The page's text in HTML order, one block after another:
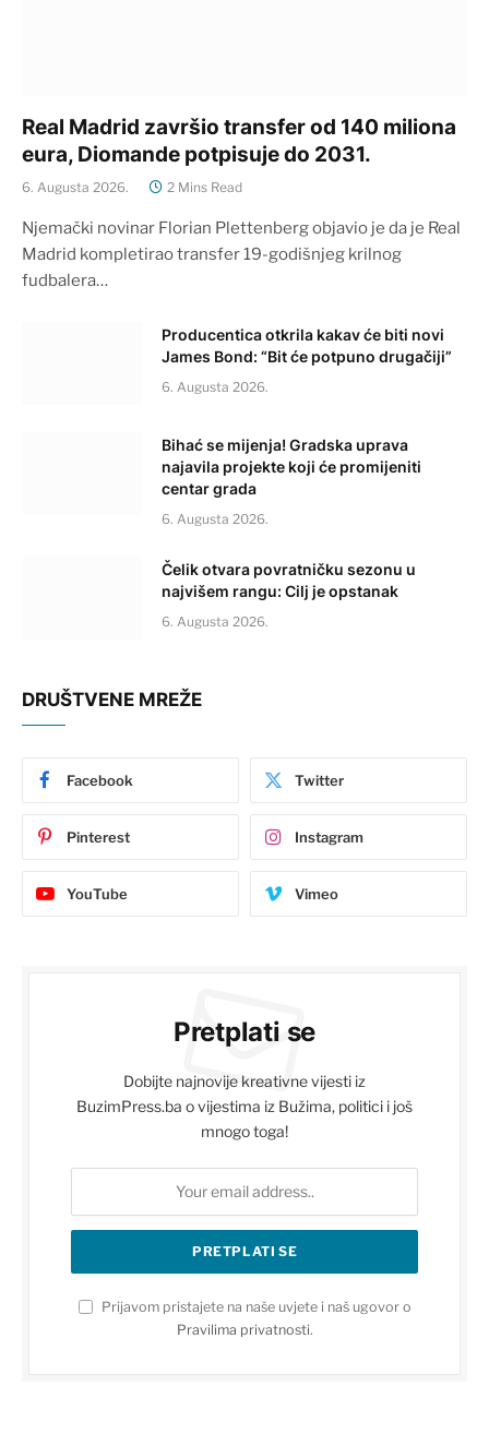
Real Madrid završio transfer od 140 miliona
eura, Diomande potpisuje do 2031.
6. Augusta 2026. 2 Mins Read
Njemački novinar Florian Plettenberg objavio je da je Real
Madrid kompletirao transfer 19-godišnjeg krilnog
fudbalera…
Producentica otkrila kakav će biti novi
James Bond: “Bit će potpuno drugačiji”
6. Augusta 2026.
Bihać se mijenja! Gradska uprava
najavila projekte koji će promijeniti
centar grada
6. Augusta 2026.
Čelik otvara povratničku sezonu u
najvišem rangu: Cilj je opstanak
6. Augusta 2026.
DRUŠTVENE MREŽE
Facebook Twitter
Pinterest Instagram
YouTube Vimeo
Pretplati se
Dobijte najnovije kreativne vijesti iz
BuzimPress.ba o vijestima iz Bužima, politici i još
mnogo toga!
Prijavom pristajete na naše uvjete i naš ugovor o
Pravilima privatnosti.